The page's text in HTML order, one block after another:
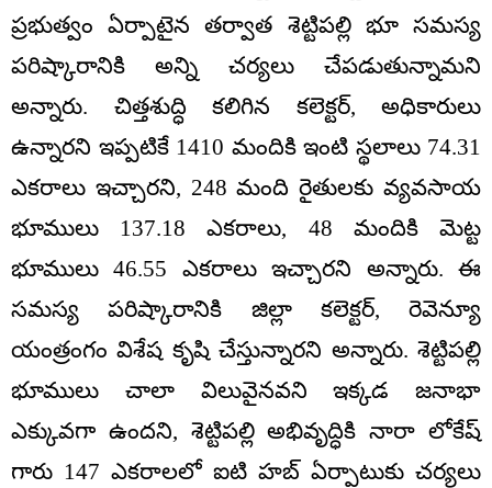
ప్రభుత్వం ఏర్పాటైన తర్వాత శెట్టిపల్లి భూ సమస్య
పరిష్కారానికి అన్ని చర్యలు చేపడుతున్నామని
అన్నారు. చిత్తశుద్ధి కలిగిన కలెక్టర్, అధికారులు
ఉన్నారని ఇప్పటికే 1410 మందికి ఇంటి స్థలాలు 74.31
ఎకరాలు ఇచ్చారని, 248 మంది రైతులకు వ్యవసాయ
భూములు 137.18 ఎకరాలు, 48 మందికి మెట్ట
భూములు 46.55 ఎకరాలు ఇచ్చారని అన్నారు. ఈ
సమస్య పరిష్కారానికి జిల్లా కలెక్టర్, రెవెన్యూ
యంత్రంగం విశేష కృషి చేస్తున్నారని అన్నారు. శెట్టిపల్లి
భూములు చాలా విలువైనవని ఇక్కడ జనాభా
ఎక్కువగా ఉందని, శెట్టిపల్లి అభివృద్ధికి నారా లోకేష్
గారు 147 ఎకరాలలో ఐటి హబ్ ఏర్పాటుకు చర్యలు